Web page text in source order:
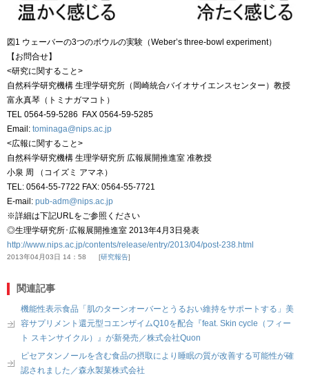
図1 ウェーバーの3つのボウルの実験（Weber’s three-bowl experiment）
【お問合せ】
<研究に関すること>
自然科学研究機構 生理学研究所（岡崎統合バイオサイエンスセンター）教授
富永真琴（トミナガマコト）
TEL 0564-59-5286 FAX 0564-59-5285
Email: tominaga@nips.ac.jp
<広報に関すること>
自然科学研究機構 生理学研究所 広報展開推進室 准教授
小泉 周 （コイズミ アマネ）
TEL: 0564-55-7722 FAX: 0564-55-7721
E-mail: pub-adm@nips.ac.jp
※詳細は下記URLをご参照ください
◎生理学研究所･広報展開推進室 2013年4月3日発表
http://www.nips.ac.jp/contents/release/entry/2013/04/post-238.html
2013年04月03日 14：58 研究報告
関連記事
機能性表示食品「肌のターンオーバーとうるおい維持をサポートする」美
容サプリメント還元型コエンザイムQ10を配合『feat. Skin cycle（フィー
ト スキンサイクル）』が新発売／株式会社Quon
ピセアタンノールを含む食品の摂取により睡眠の質が改善する可能性が確
認されました／森永製菓株式会社